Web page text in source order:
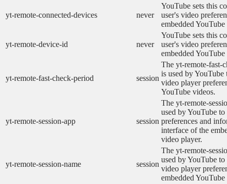
yt-remote-connected-devices never
YouTube sets this
user's video
embedded
yt-remote-device-id never
YouTube sets this
user's video
embedded
yt-remote-fast-check-period session
The yt-remote-fast-
is used by YouTube
video player
YouTube videos.
yt-remote-session-app session
The yt-remote-
used by YouTube to
preferences and
interface of the
video player.
yt-remote-session-name session
The yt-remote-
used by YouTube to
video player
embedded